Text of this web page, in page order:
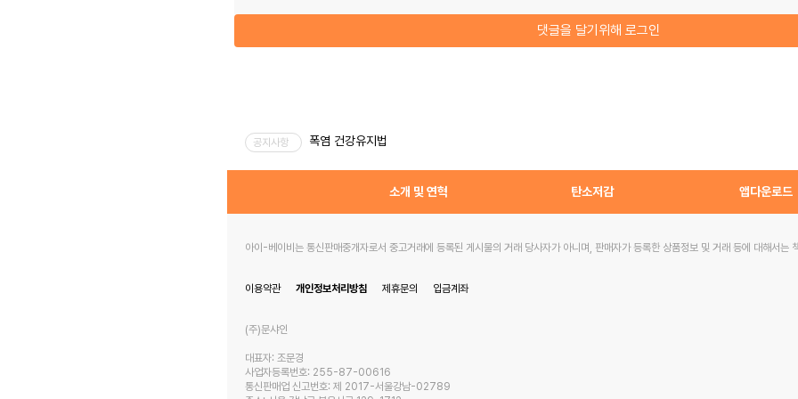
댓글을 달기위해 로그인
공지사항 폭염 건강유지법
소개 및 연혁 탄소저감 앱다운로드
아이-베이비는 통신판매중개자로서 중고거래에 등록된 게시물의 거래 당사자가 아니며, 판매자가 등록한 상품정보 및 거래 등에 대해서는
이용약관 개인정보처리방침 제휴문의 입금계좌
(주)문샤인
대표자: 조문경
사업자등록번호: 255-87-00616
통신판매업 신고번호: 제 2017-서울강남-02789